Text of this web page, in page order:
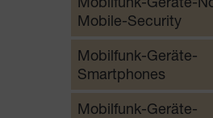
Mobile-Security
Mobilfunk-Geräte-
Smartphones
Mobilfunk-Geräte-